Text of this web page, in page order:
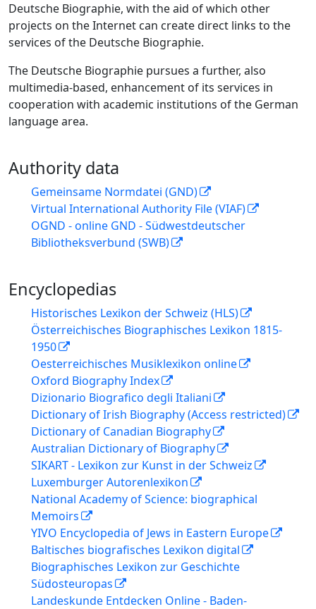
Deutsche Biographie, with the aid of which other
projects on the Internet can create direct links to the
services of the Deutsche Biographie.
The Deutsche Biographie pursues a further, also
multimedia-based, enhancement of its services in
cooperation with academic institutions of the German
language area.
Authority data
Gemeinsame Normdatei (GND)
Virtual International Authority File (VIAF)
OGND - online GND - Südwestdeutscher
Bibliotheksverbund (SWB)
Encyclopedias
Historisches Lexikon der Schweiz (HLS)
Österreichisches Biographisches Lexikon 1815-
1950
Oesterreichisches Musiklexikon online
Oxford Biography Index
Dizionario Biografico degli Italiani
Dictionary of Irish Biography (Access restricted)
Dictionary of Canadian Biography
Australian Dictionary of Biography
SIKART - Lexikon zur Kunst in der Schweiz
Luxemburger Autorenlexikon
National Academy of Science: biographical
Memoirs
YIVO Encyclopedia of Jews in Eastern Europe
Baltisches biografisches Lexikon digital
Biographisches Lexikon zur Geschichte
Südosteuropas
Landeskunde Entdecken Online - Baden-